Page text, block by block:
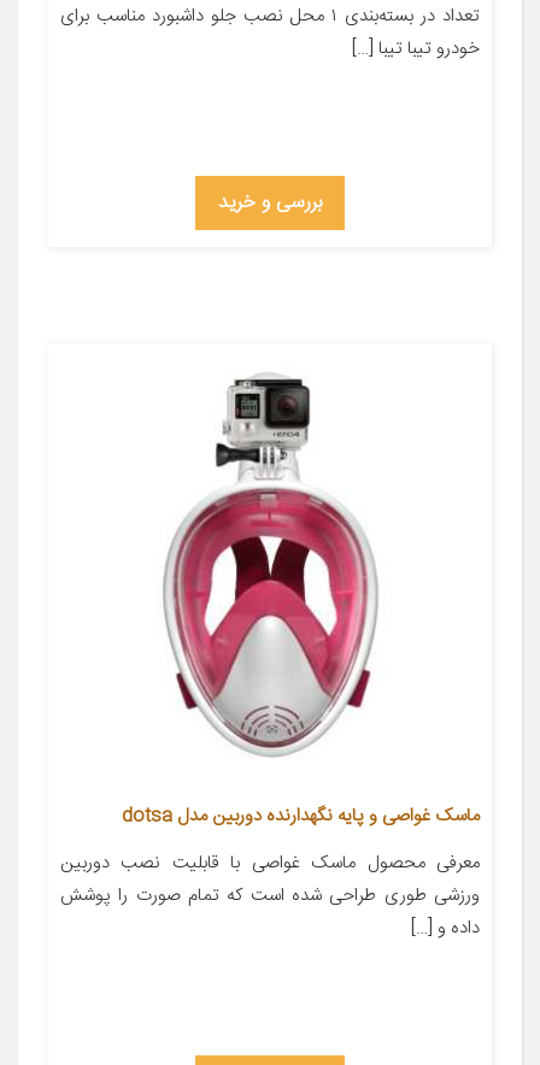
تعداد در بسته‌بندی ۱ محل نصب جلو داشبورد مناسب برای
خودرو تیبا تیبا […]
بررسی و خرید
ماسک غواصی و پایه نگهدارنده دوربین مدل dotsa
معرفی محصول ماسک غواصی با قابلیت نصب دوربین
ورزشی طوری طراحی شده است که تمام صورت را پوشش
داده و […]